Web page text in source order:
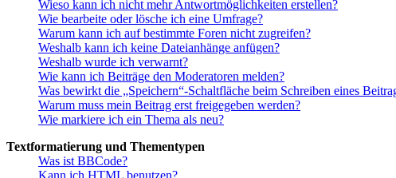
Wieso kann ich nicht mehr Antwortmöglichkeiten erstellen?
Wie bearbeite oder lösche ich eine Umfrage?
Warum kann ich auf bestimmte Foren nicht zugreifen?
Weshalb kann ich keine Dateianhänge anfügen?
Weshalb wurde ich verwarnt?
Wie kann ich Beiträge den Moderatoren melden?
Was bewirkt die „Speichern“-Schaltfläche beim Schreiben eines
Warum muss mein Beitrag erst freigegeben werden?
Wie markiere ich ein Thema als neu?
Textformatierung und Thementypen
Was ist BBCode?